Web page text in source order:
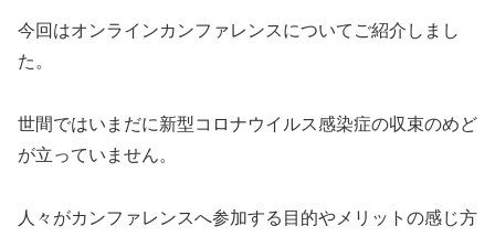
今回はオンラインカンファレンスについてご紹介しまし
た。
世間ではいまだに新型コロナウイルス感染症の収束のめど
が立っていません。
人々がカンファレンスへ参加する目的やメリットの感じ方